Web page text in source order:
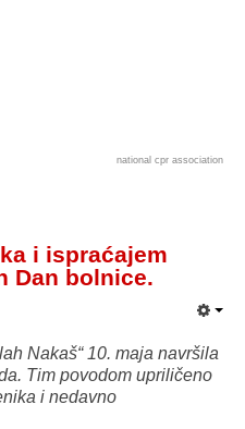
national cpr association
i ispraćajem
Dan bolnice.
Nakaš“ 10. maja navršila
Tim povodom upriličeno
i nedavno